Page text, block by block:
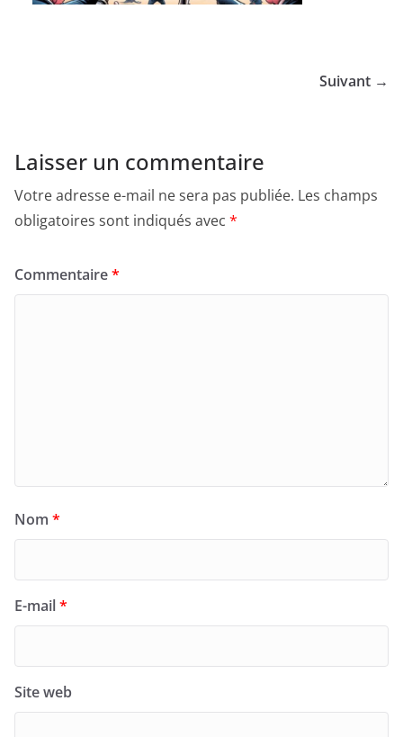
Suivant →
Laisser un commentaire
Votre adresse e-mail ne sera pas publiée. Les champs
obligatoires sont indiqués avec *
Commentaire*
Nom *
E-mail*
Site web